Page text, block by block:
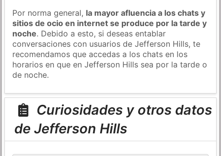
Por norma general, la mayor afluencia a los chats y
sitios de ocio en internet se produce por la tarde y
noche. Debido a esto, si deseas entablar
conversaciones con usuarios de Jefferson Hills, te
recomendamos que accedas a los chats en los
horarios en que en Jefferson Hills sea por la tarde o
de noche.
Curiosidades y otros datos
de Jefferson Hills